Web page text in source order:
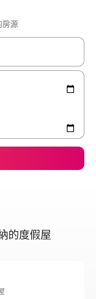
房源
下箭頭，或輕點、滑動裝置。
的度假屋